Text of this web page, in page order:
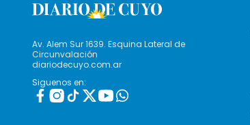
Av. Alem Sur 1639. Esquina Lateral de
Circunvalación
diariodecuyo.com.ar
Siguenos en: